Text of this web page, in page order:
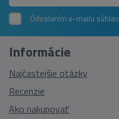
Odoslaním e-mailu
Informácie
Najčastejšie otázky
Recenzie
Ako nakupovať